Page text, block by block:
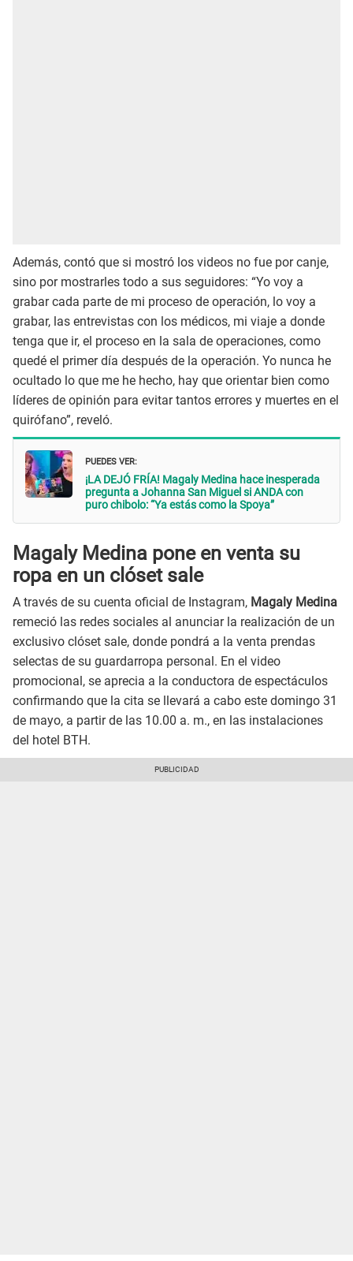
Además, contó que si mostró los videos no fue por canje,
sino por mostrarles todo a sus seguidores: “Yo voy a
grabar cada parte de mi proceso de operación, lo voy a
grabar, las entrevistas con los médicos, mi viaje a donde
tenga que ir, el proceso en la sala de operaciones, como
quedé el primer día después de la operación. Yo nunca he
ocultado lo que me he hecho, hay que orientar bien como
líderes de opinión para evitar tantos errores y muertes en el
quirófano”, reveló.
PUEDES VER:
¡LA DEJÓ FRÍA! Magaly Medina hace inesperada
pregunta a Johanna San Miguel si ANDA con
puro chibolo: “Ya estás como la Spoya”
Magaly Medina pone en venta su
ropa en un clóset sale
A través de su cuenta oficial de Instagram, Magaly Medina
remeció las redes sociales al anunciar la realización de un
exclusivo clóset sale, donde pondrá a la venta prendas
selectas de su guardarropa personal. En el video
promocional, se aprecia a la conductora de espectáculos
confirmando que la cita se llevará a cabo este domingo 31
de mayo, a partir de las 10.00 a. m., en las instalaciones
del hotel BTH.